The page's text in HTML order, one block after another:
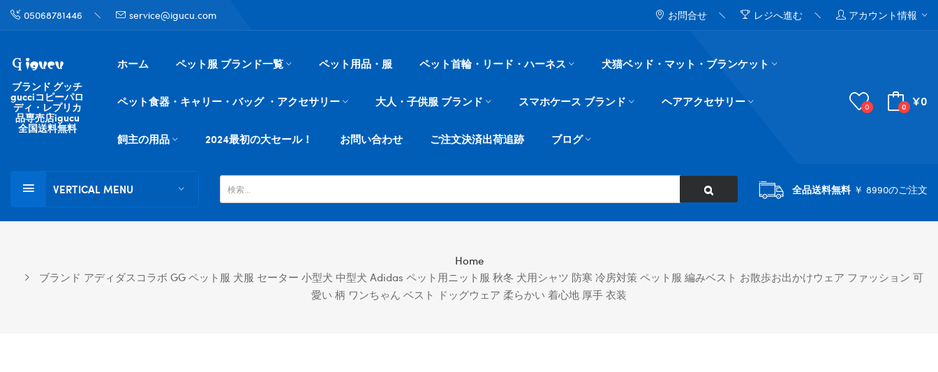
05068781446 service@igucu.com お問合せ レジへ進む アカウント情報
ブランド グッチ
gucciコピーパロ
ディ・レプリカ
品専売店igucu
全国送料無料
ホーム ペット服 ブランド一覧 ペット用品・服 ペット首輪・リード・ハーネス 犬猫ベッド・マット・ブランケット
ペット食器・キャリー・バッグ ・アクセサリー 大人・子供服 ブランド スマホケース ブランド ヘアアクセサリー
飼主の用品 2024最初の大セール！ お問い合わせ ご注文決済出荷追跡 ブログ
0 0 ¥0
VERTICAL MENU 全品送料無料￥ 8990のご注文
Home
ブランド アディダスコラボ GG ペット服 犬服 セーター 小型犬 中型犬 Adidas ペット用ニット服 秋冬 犬用シャツ 防寒 冷房対策 ペット服 編みベスト お散歩お出かけウェア ファッション 可
愛い 柄 ワンちゃん ベスト ドッグウェア 柔らかい 着心地 厚手 衣装